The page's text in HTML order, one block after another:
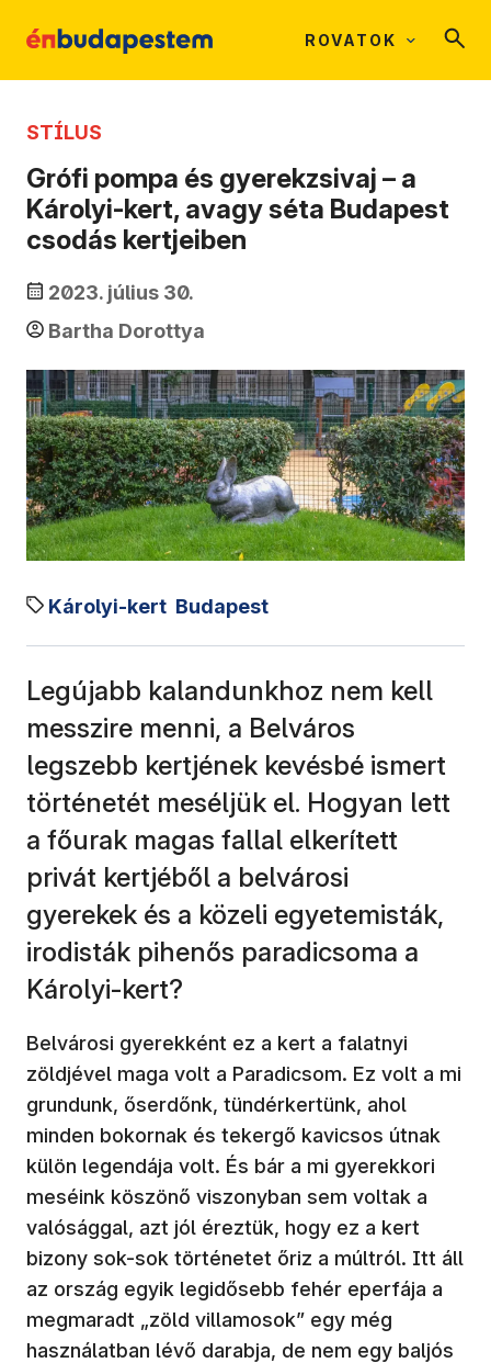
ROVATOK
STÍLUS
Grófi pompa és gyerekzsivaj – a
Károlyi-kert, avagy séta Budapest
csodás kertjeiben
2023. július 30.
Bartha Dorottya
Károlyi-kert Budapest
Legújabb kalandunkhoz nem kell
messzire menni, a Belváros
legszebb kertjének kevésbé ismert
történetét meséljük el. Hogyan lett
a főurak magas fallal elkerített
privát kertjéből a belvárosi
gyerekek és a közeli egyetemisták,
irodisták pihenős paradicsoma a
Károlyi-kert?
Belvárosi gyerekként ez a kert a falatnyi
zöldjével maga volt a Paradicsom. Ez volt a mi
grundunk, őserdőnk, tündérkertünk, ahol
minden bokornak és tekergő kavicsos útnak
külön legendája volt. És bár a mi gyerekkori
meséink köszönő viszonyban sem voltak a
valósággal, azt jól éreztük, hogy ez a kert
bizony sok-sok történetet őriz a múltról. Itt áll
az ország egyik legidősebb fehér eperfája a
megmaradt „zöld villamosok” egy még
használatban lévő darabja, de nem egy baljós